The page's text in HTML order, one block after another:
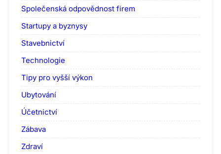
Společenská odpovědnost firem
Startupy a byznysy
Stavebnictví
Technologie
Tipy pro vyšší výkon
Ubytování
Účetnictví
Zábava
Zdraví